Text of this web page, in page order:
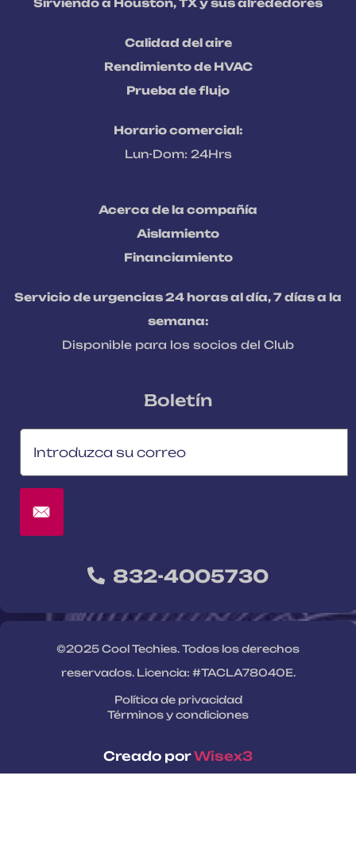
Sirviendo a Houston, TX y sus alrededores
Calidad del aire
Rendimiento de HVAC
Prueba de flujo
Horario comercial:
Lun-Dom: 24Hrs
Acerca de la compañía
Aislamiento
Financiamiento
Servicio de urgencias 24 horas al día, 7 días a la
semana:
Disponible para los socios del Club
Boletín
832-4005730
©2025 Cool Techies. Todos los derechos
reservados. Licencia: #TACLA78040E.
Política de privacidad
Términos y condiciones
Creado porWisex3